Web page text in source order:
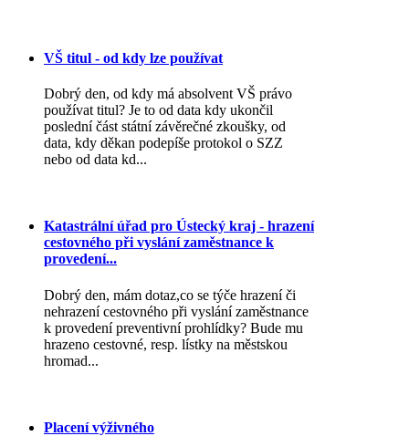
VŠ titul - od kdy lze používat
Dobrý den, od kdy má absolvent VŠ právo
používat titul? Je to od data kdy ukončil
poslední část státní závěrečné zkoušky, od
data, kdy děkan podepíše protokol o SZZ
nebo od data kd...
Katastrální úřad pro Ústecký kraj - hrazení
cestovného při vyslání zaměstnance k
provedení...
Dobrý den, mám dotaz,co se týče hrazení či
nehrazení cestovného při vyslání zaměstnance
k provedení preventivní prohlídky? Bude mu
hrazeno cestovné, resp. lístky na městskou
hromad...
Placení výživného